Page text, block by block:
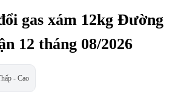
gas xám 12kg Đường
12 tháng 08/2026
- Cao